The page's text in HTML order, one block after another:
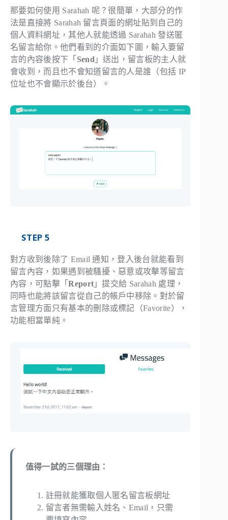
那要如何使用 Sarahah 呢？很簡單，大部分的作
法是直接將 Sarahah 留言頁面的網址貼到自己的
個人資料網址，其他人就能透過 Sarahah 發送匿
名留言給你。他們看到的介面如下圖，輸入要留
言的內容後按下「 Send 」送出，留言板的主人就
會收到，而且也不會知道留言的人是誰（包括 IP
位址也不會顯示於後台）。
STEP 5
對方收到後除了 Email 通知，登入後台就能看到
留言內容，如果遇到被騷擾、惡意或攻擊等留言
內容，可點擊「Report 」提交給 Sarahah 處理，
同時也能將該留言從自己的帳戶中移除。對於留
言管理方面只有基本的刪除或標記（Favorite），
功能相當單純。
值得一試的三個理由：
註冊就能獲取個人匿名留言板網址
留言者無需輸入姓名、Email，只需